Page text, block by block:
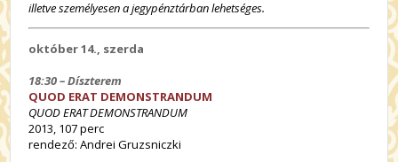
illetve személyesen a jegypénztárban lehetséges.
október 14., szerda
18:30 – Díszterem
QUOD ERAT DEMONSTRANDUM
QUOD ERAT DEMONSTRANDUM
2013, 107 perc
rendező: Andrei Gruzsniczki